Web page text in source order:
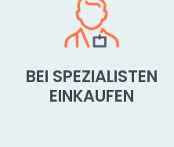
BEI SPEZIALISTEN
EINKAUFEN